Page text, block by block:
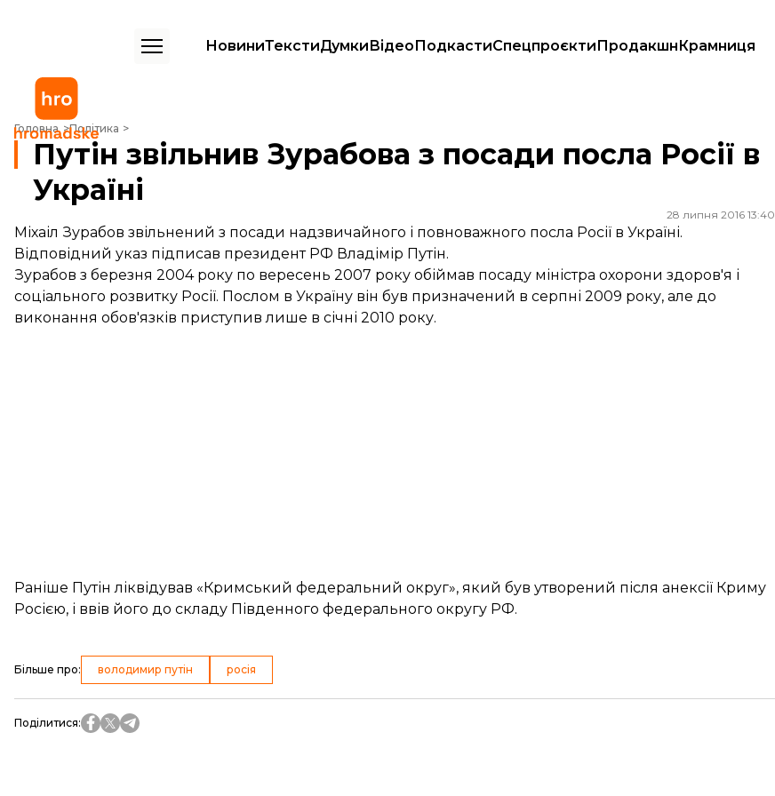
НовиниТекстиДумкиВідеоПодкастиСпецпроєктиПродакшнКрамниця
Головна Політика
Путін звільнив Зурабова з посади посла Росії в Україні
Путін звільнив Зурабова з посади посла Росії в
Україні
28 липня 2016 13:40
Міхаіл Зурабов звільнений з посади надзвичайного і повноважного посла Росії в Україні.
Відповідний указ підписав президент РФ Владімір Путін.
Зурабов з березня 2004 року по вересень 2007 року обіймав посаду міністра охорони здоров'я і
соціального розвитку Росії. Послом в Україну він був призначений в серпні 2009 року, але до
виконання обов'язків приступив лише в січні 2010 року.
Раніше Путінліквідував «Кримський федеральний округ», який був утворений після анексії Криму
Росією, і ввів його до складу Південного федерального округу РФ.
Більше про: володимир путін росія
Поділитися: